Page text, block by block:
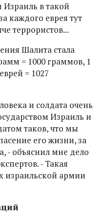
в такой
каждого еврея тут
террористов...
Шалита стала
= 1000 граммов, 1
= 1027
и солдата очень
Израиль и
таков, что мы
его жизни, за
- объяснил мне дело
- Такая
израильской армии